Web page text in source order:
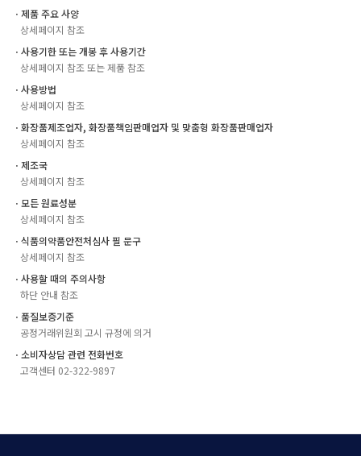
ㆍ제품 주요 사양
상세페이지 참조
ㆍ사용기한 또는 개봉 후 사용기간
상세페이지 참조 또는 제품 참조
ㆍ사용방법
상세페이지 참조
ㆍ화장품제조업자, 화장품책임판매업자 및 맞춤형 화장품판매업자
상세페이지 참조
ㆍ제조국
상세페이지 참조
ㆍ모든 원료성분
상세페이지 참조
ㆍ식품의약품안전처심사 필 문구
상세페이지 참조
ㆍ사용할 때의 주의사항
하단 안내 참조
ㆍ품질보증기준
공정거래위원회 고시 규정에 의거
ㆍ소비자상담 관련 전화번호
고객센터 02-322-9897